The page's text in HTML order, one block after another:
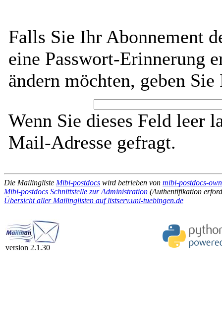
Falls Sie Ihr Abonnement
eine Passwort-Erinnerung
ändern möchten, geben
Wenn Sie dieses Feld leer
Mail-Adresse gefragt.
Die Mailingliste Mibi-postdocs wird betrieben von mibi-postdocs-
Mibi-postdocs Schnittstelle zur Administration (Authentifikation
Übersicht aller Mailinglisten auf listserv.uni-tuebingen.de
version 2.1.30